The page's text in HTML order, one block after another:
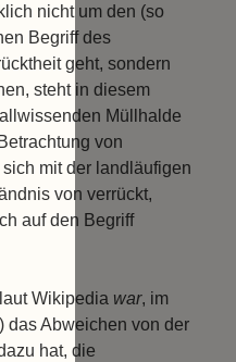
nicht um den (so
Begriff des
geht, sondern
steht in diesem
Müllhalde
von
mit der landläufigen
von verrückt,
auf den Begriff
Wikipedia war, im
das Abweichen von der
hat, die